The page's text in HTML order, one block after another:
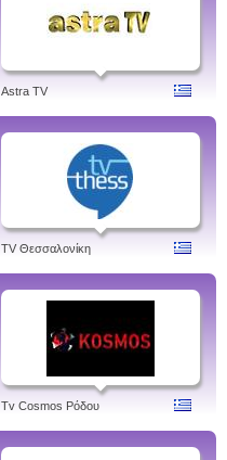
Astra TV
TV Θεσσαλονίκη
Tv Cosmos Ρόδου